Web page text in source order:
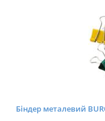
Біндер металевий